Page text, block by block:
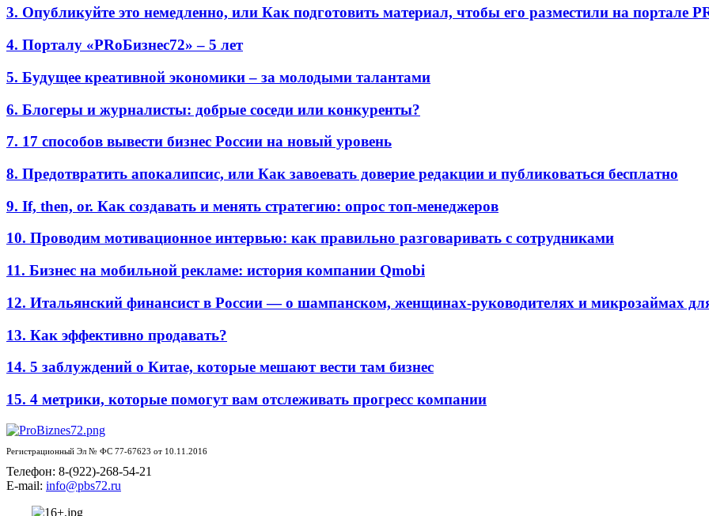
3. Опубликуйте это немедленно, или Как подготовить материал, чтобы его разместили на портале
4. Порталу «PRоБизнес72» – 5 лет
5. Будущее креативной экономики – за молодыми талантами
6. Блогеры и журналисты: добрые соседи или конкуренты?
7. 17 способов вывести бизнес России на новый уровень
8. Предотвратить апокалипсис, или Как завоевать доверие редакции и публиковаться бесплатно
9. If, then, or. Как создавать и менять стратегию: опрос топ-менеджеров
10. Проводим мотивационное интервью: как правильно разговаривать с сотрудниками
11. Бизнес на мобильной рекламе: история компании Qmobi
12. Итальянский финансист в России — о шампанском, женщинах-руководителях и микрозаймах
13. Как эффективно продавать?
14. 5 заблуждений о Китае, которые мешают вести там бизнес
15. 4 метрики, которые помогут вам отслеживать прогресс компании
Регистрационный Эл № ФС 77-67623 от 10.11.2016
Телефон: 8-(922)-268-54-21
E-mail: info@pbs72.ru